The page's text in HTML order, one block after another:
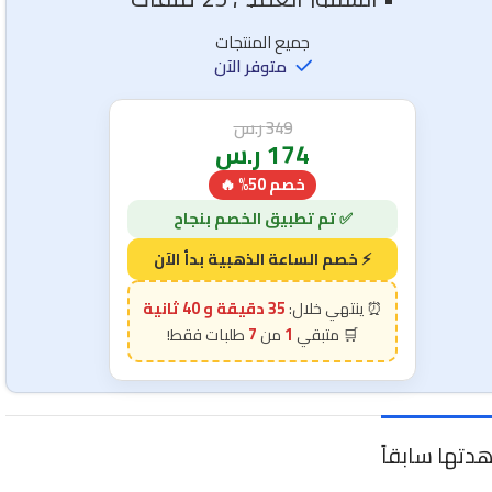
جميع المنتجات
متوفر الآن
349ر.س
174ر.س
خصم 50% 🔥
35 دقيقة و 38 ثانية
1
7
سابقاً